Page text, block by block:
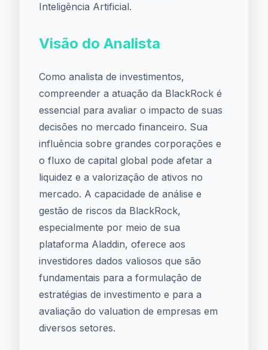
Inteligência Artificial.
Visão do Analista
Como analista de investimentos,
compreender a atuação da BlackRock é
essencial para avaliar o impacto de suas
decisões no mercado financeiro. Sua
influência sobre grandes corporações e
o fluxo de capital global pode afetar a
liquidez e a valorização de ativos no
mercado. A capacidade de análise e
gestão de riscos da BlackRock,
especialmente por meio de sua
plataforma Aladdin, oferece aos
investidores dados valiosos que são
fundamentais para a formulação de
estratégias de investimento e para a
avaliação do valuation de empresas em
diversos setores.